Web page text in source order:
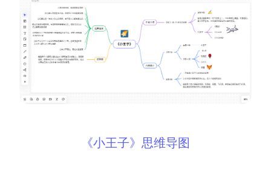
《小王子》思维导图